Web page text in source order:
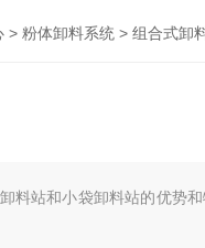
> 粉体卸料系统 > 组合式卸
料站和小袋卸料站的优势